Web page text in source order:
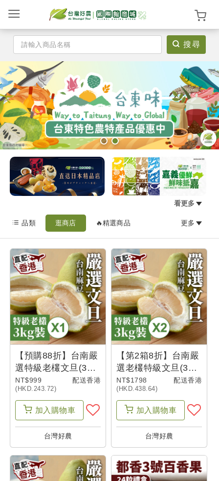
登
入
/
註
冊
首
頁
匯
率
選
擇
語
言
最
新
消
息
的
購
物
搜尋
看更多
品類 逛商店 🔥精選商品 更多
【預購88折】台南嚴
選特級老欉文旦(3公
斤)-香港@
NT$999 配送香港
(HKD.243.72)
加入 購物車
台灣好農
【第2箱8折】台南嚴
選老欉特級文旦(3公
斤)-香港@
NT$1798 配送香港
(HKD.438.64)
加入 購物車
台灣好農